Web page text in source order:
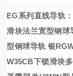
EG系列直线导轨
滑块法兰宽型钢球
型钢球导轨 银
W35CB下锁滑块